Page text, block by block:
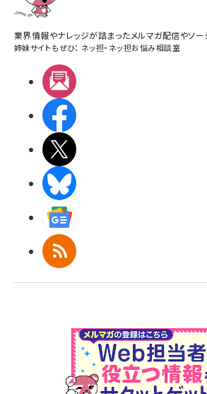
業界情報やナレッジが詰まったメルマガ配信やソー
姉妹サイトもぜひ： ネッ担・ ネッ担お悩み相談室
RSS